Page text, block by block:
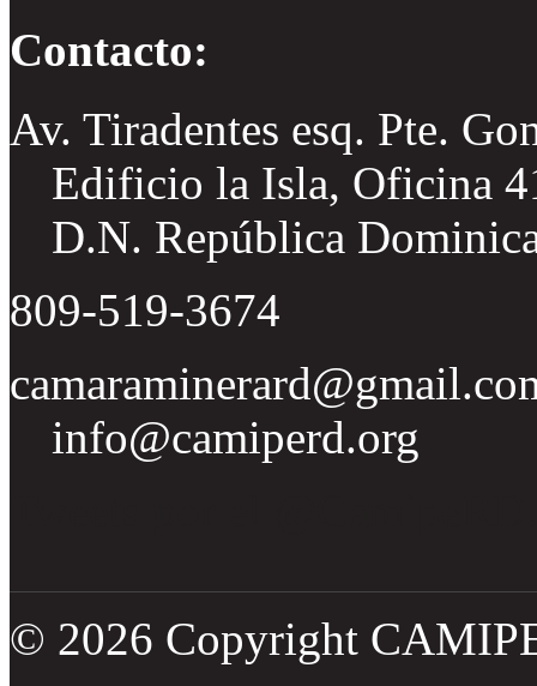
Contacto:
Av. Tiradentes esq. Pte.
Edificio la Isla, Oficina
D.N. República
809-519-3674
info@camiperd.org
© 2026 Copyright